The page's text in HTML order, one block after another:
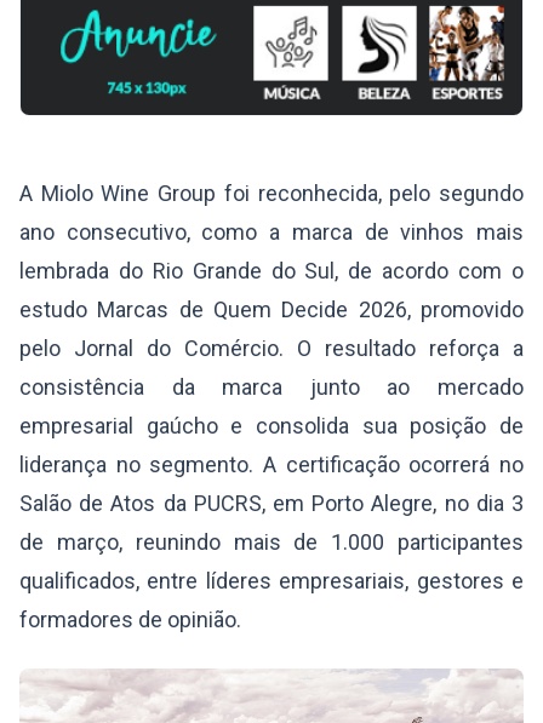
A Miolo Wine Group foi reconhecida, pelo segundo
ano consecutivo, como a marca de vinhos mais
lembrada do Rio Grande do Sul, de acordo com o
estudo Marcas de Quem Decide 2026, promovido
pelo Jornal do Comércio. O resultado reforça a
consistência da marca junto ao mercado
empresarial gaúcho e consolida sua posição de
liderança no segmento. A certificação ocorrerá no
Salão de Atos da PUCRS, em Porto Alegre, no dia 3
de março, reunindo mais de 1.000 participantes
qualificados, entre líderes empresariais, gestores e
formadores de opinião.